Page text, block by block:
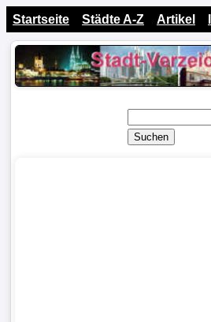
Startseite Städte A-Z Artikel
Suchen